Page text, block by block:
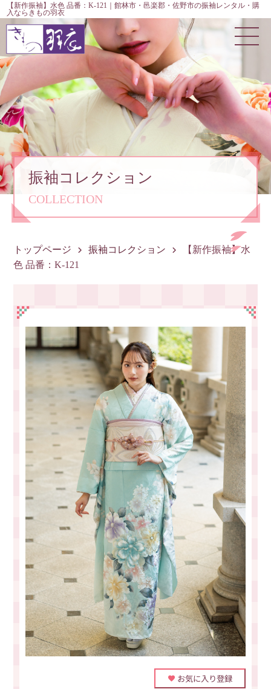
【新作振袖】水色 品番：K-121｜館林市・邑楽郡・佐野市の振袖レンタル・購
入ならきもの羽衣
振袖コレクション
COLLECTION
トップページ 振袖コレクション
【新作振袖】水
色 品番：K-121
お気に入り登録